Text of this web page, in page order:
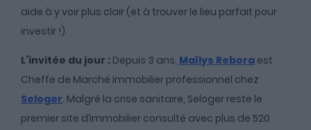
aide à y voir plus clair (et à trouver le lieu parfait pour
investir !).
L’invitée du jour : Depuis 3 ans, Maïlys Rebora est
Cheffe de Marché Immobilier professionnel chez
Seloger. Malgré la crise sanitaire, Seloger reste le
premier site d’immobilier consulté avec plus de 520